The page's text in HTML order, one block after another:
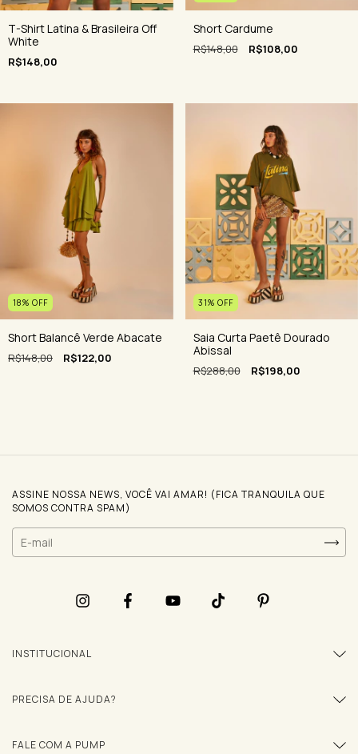
T-Shirt Latina & Brasileira Off
White
R$148,00
Short Cardume
R$148,00 R$108,00
18% OFF
Short Balancê Verde Abacate
R$148,00 R$122,00
31% OFF
Saia Curta Paetê Dourado
Abissal
R$288,00 R$198,00
ASSINE NOSSA NEWS, VOCÊ VAI AMAR! (FICA TRANQUILA QUE
SOMOS CONTRA SPAM)
INSTITUCIONAL
PRECISA DE AJUDA?
FALE COM A PUMP